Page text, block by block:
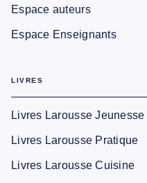
Espace auteurs
Espace Enseignants
LIVRES
Livres Larousse Jeunesse
Livres Larousse Pratique
Livres Larousse Cuisine